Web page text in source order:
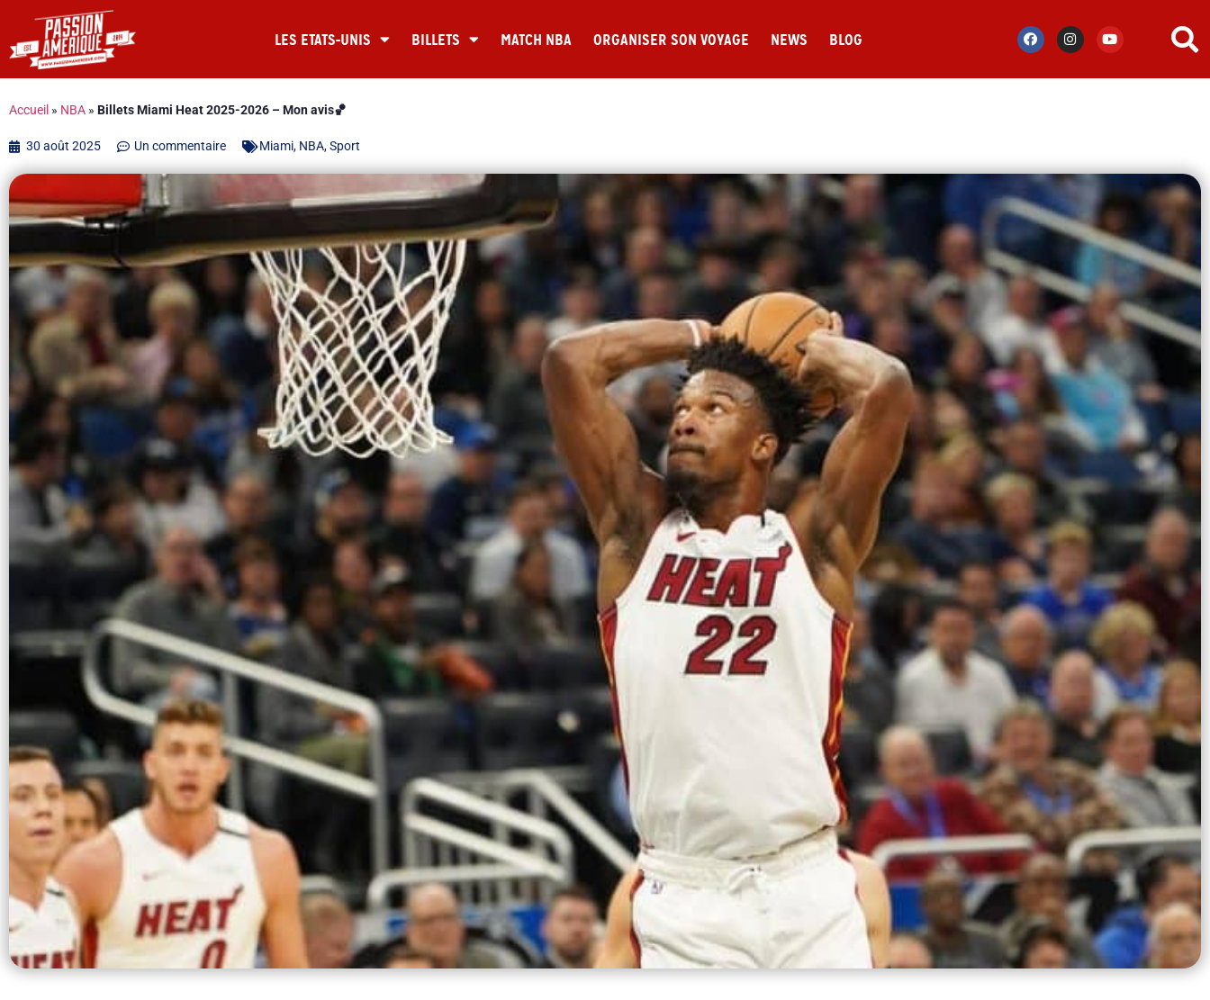
LES ETATS-UNIS BILLETS MATCH NBA ORGANISER SON VOYAGE NEWS BLOG
Accueil » NBA » Billets Miami Heat 2025-2026 – Mon avis🏀
30 août 2025 Un commentaire Miami, NBA,Sport